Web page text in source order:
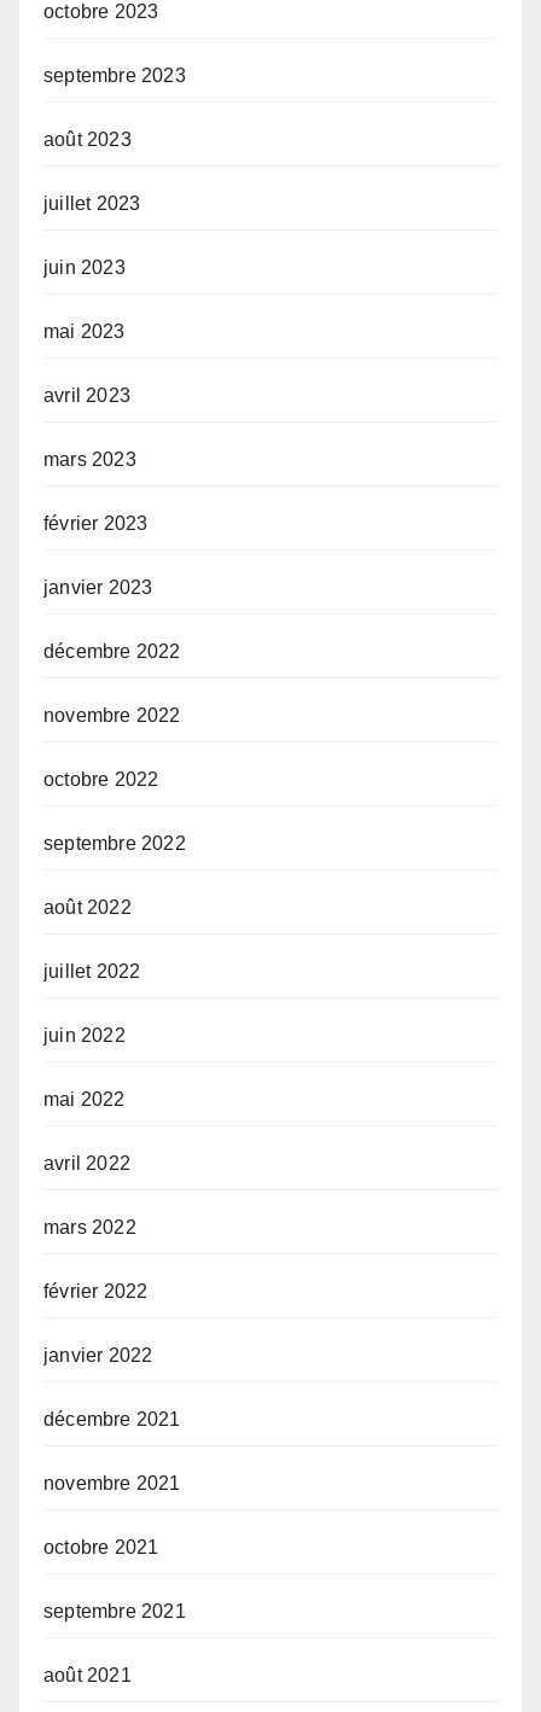
octobre 2023
septembre 2023
août 2023
juillet 2023
juin 2023
mai 2023
avril 2023
mars 2023
février 2023
janvier 2023
décembre 2022
novembre 2022
octobre 2022
septembre 2022
août 2022
juillet 2022
juin 2022
mai 2022
avril 2022
mars 2022
février 2022
janvier 2022
décembre 2021
novembre 2021
octobre 2021
septembre 2021
août 2021